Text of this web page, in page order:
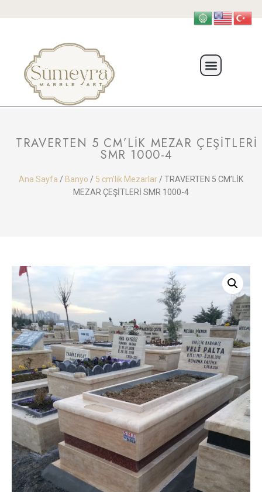
TRAVERTEN 5 CM’LİK MEZAR ÇEŞİTLERİ
SMR 1000-4
Ana Sayfa / Banyo / 5 cm'lik Mezarlar / TRAVERTEN 5 CM’LİK
MEZAR ÇEŞİTLERİ SMR 1000-4